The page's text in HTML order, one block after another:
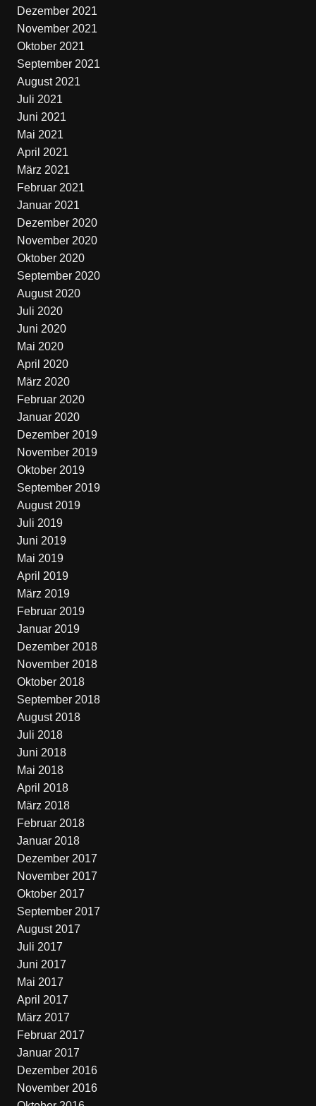
Dezember 2021
November 2021
Oktober 2021
September 2021
August 2021
Juli 2021
Juni 2021
Mai 2021
April 2021
März 2021
Februar 2021
Januar 2021
Dezember 2020
November 2020
Oktober 2020
September 2020
August 2020
Juli 2020
Juni 2020
Mai 2020
April 2020
März 2020
Februar 2020
Januar 2020
Dezember 2019
November 2019
Oktober 2019
September 2019
August 2019
Juli 2019
Juni 2019
Mai 2019
April 2019
März 2019
Februar 2019
Januar 2019
Dezember 2018
November 2018
Oktober 2018
September 2018
August 2018
Juli 2018
Juni 2018
Mai 2018
April 2018
März 2018
Februar 2018
Januar 2018
Dezember 2017
November 2017
Oktober 2017
September 2017
August 2017
Juli 2017
Juni 2017
Mai 2017
April 2017
März 2017
Februar 2017
Januar 2017
Dezember 2016
November 2016